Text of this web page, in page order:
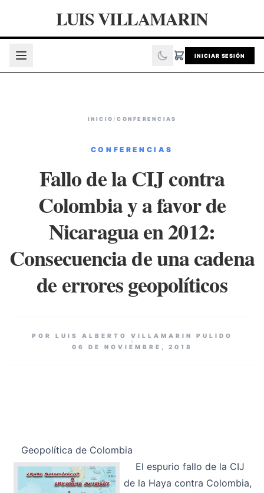
LUIS VILLAMARIN
INICIAR SESIÓN
INICIO /CONFERENCIAS
CONFERENCIAS
Fallo de la CIJ contra
Colombia y a favor de
Nicaragua en 2012:
Consecuencia de una cadena
de errores geopolíticos
POR LUIS ALBERTO VILLAMARIN PULIDO
06 DE NOVIEMBRE, 2018
Geopolítica de Colombia
El espurio fallo de la CIJ
de la Haya contra Colombia,